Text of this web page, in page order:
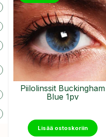
Piilolinssit Buckingham
Blue 1pv
Lisää ostoskoriin